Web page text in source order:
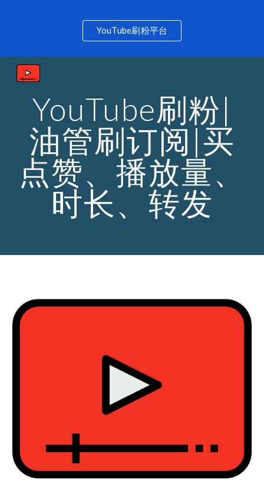
Skip to main content Skip to navigation
YouTube刷粉平台
YouTube刷粉|
油管刷订阅|买
点赞、播放量、
时长、转发